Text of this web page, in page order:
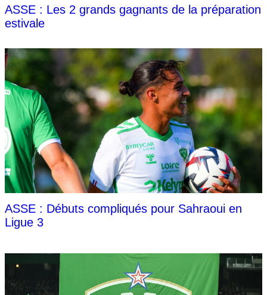
ASSE : Les 2 grands gagnants de la préparation
estivale
ASSE : Débuts compliqués pour Sahraoui en
Ligue 3